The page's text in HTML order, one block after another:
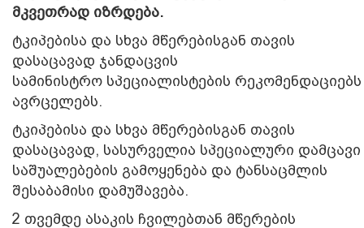
მკვეთრად იზრდება.
ტკიპებისა და სხვა მწერებისგან თავის
დასაცავად ჯანდაცვის
სამინისტრო სპეციალისტების რეკომენდაციებს
ავრცელებს.
ტკიპებისა და სხვა მწერებისგან თავის
დასაცავად, სასურველია სპეციალური დამცავი
საშუალებების გამოყენება და ტანსაცმლის
შესაბამისი დამუშავება.
2 თვემდე ასაკის ჩვილებთან მწერების